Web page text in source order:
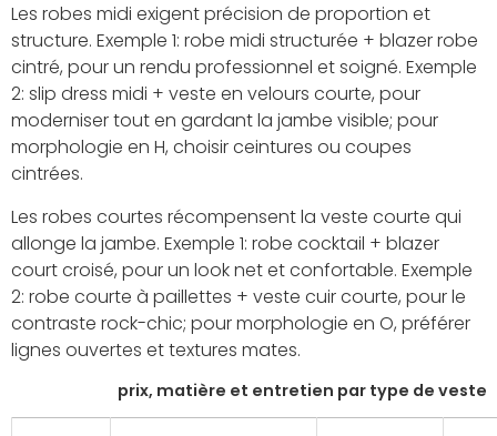
Les robes midi exigent précision de proportion et
structure. Exemple 1: robe midi structurée + blazer robe
cintré, pour un rendu professionnel et soigné. Exemple
2: slip dress midi + veste en velours courte, pour
moderniser tout en gardant la jambe visible; pour
morphologie en H, choisir ceintures ou coupes
cintrées.
Les robes courtes récompensent la veste courte qui
allonge la jambe. Exemple 1: robe cocktail + blazer
court croisé, pour un look net et confortable. Exemple
2: robe courte à paillettes + veste cuir courte, pour le
contraste rock-chic; pour morphologie en O, préférer
lignes ouvertes et textures mates.
prix, matière et entretien par type de veste